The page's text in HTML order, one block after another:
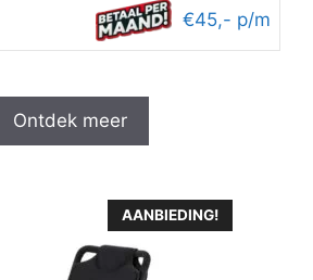
€45,- p/m
Ontdek meer
AANBIEDING!